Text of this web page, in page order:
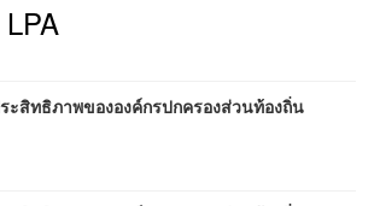
ะสิทธิภาพขององค์กรปกครองส่วนท้องถิ่น